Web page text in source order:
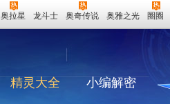
奥拉星 龙斗士 奥奇传说 奥雅之光 圈圈
精灵大全 小编解密